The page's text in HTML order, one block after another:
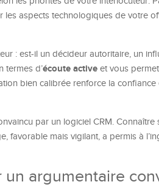
les aspects technologiques de votre
: est-il un décideur autoritaire, un
termes d’écoute active et vous
bien calibrée renforce la confiance
par un logiciel CRM.
favorable mais vigilant, a permis à
argumentaire